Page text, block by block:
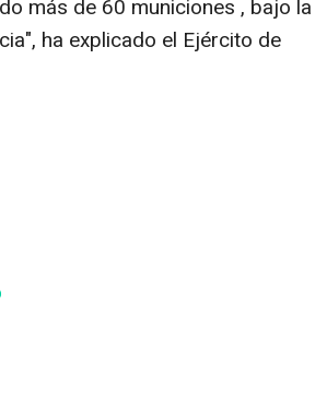
más de 60 municiones , bajo la
ha explicado el Ejército de